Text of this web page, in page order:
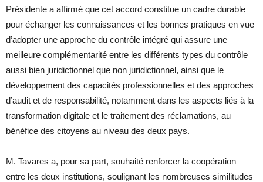
Présidente a affirmé que cet accord constitue un cadre durable
pour échanger les connaissances et les bonnes pratiques en vue
d’adopter une approche du contrôle intégré qui assure une
meilleure complémentarité entre les différents types du contrôle
aussi bien juridictionnel que non juridictionnel, ainsi que le
développement des capacités professionnelles et des approches
d’audit et de responsabilité, notamment dans les aspects liés à la
transformation digitale et le traitement des réclamations, au
bénéfice des citoyens au niveau des deux pays.
M. Tavares a, pour sa part, souhaité renforcer la coopération
entre les deux institutions, soulignant les nombreuses similitudes